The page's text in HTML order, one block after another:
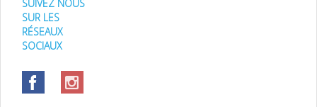
SUIVEZ NOUS
SUR LES
RÉSEAUX
SOCIAUX